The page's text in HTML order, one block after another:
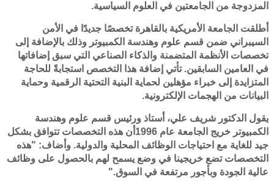
المزدوجة من الجامعتين في العلوم السياسية.
أطلقت الجامعة الأمريكية بالقاهرة تخصصًا جديدًا في الأمن
السيبراني ضمن قسم علوم وهندسة الكمبيوتر وذلك بالإضافة إلى
تخصصات الأنظمة المتضمنة والذكاء الصناعي التي سبق إضافاتها
في العامين السابقين. تأتي إضافة هذا التخصص استجابةً للحاجة
المتزايدة إلى خبراء مؤهلين لحماية البنية التحتية الرقمية وحماية
البيانات من الهجمات الإلكترونية.
يقول الدكتور شريف علي، أستاذ ورئيس قسم علوم وهندسة
الكمبيوتر خريج الجامعة عام 1996أن هذه التخصصات تتوافق بشكل
جيد للغاية مع احتياجات الوظائف المحلية والدولية. وأضاف: "هذه
التخصصات تضع خريجينا في وضع يسمح لهم بالحصول على وظائف
عالية الجودة وبأجور مرتفعة في السوق."